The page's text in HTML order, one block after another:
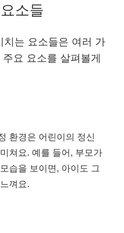
소들
치는 요소들은 여러 가
요 요소를 살펴볼게
환경은 어린이의 정신
쳐요. 예를 들어, 부모가
습을 보이면, 아이도 그
껴요.